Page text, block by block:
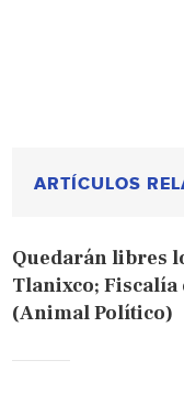
ARTÍCULOS
Quedarán libres
Tlanixco; Fiscalía
(Animal Político)